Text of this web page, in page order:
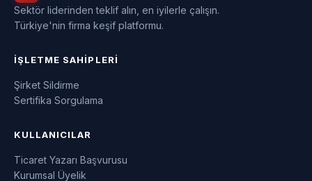
Sektör liderinden teklif alın, en iyilerle çalışın.
Türkiye'nin firma keşif platformu.
İŞLETME SAHIPLERI
Şirket Sildirme
Sertifika Sorgulama
KULLANICILAR
Ticaret Yazarı Başvurusu
Kurumsal Üyelik